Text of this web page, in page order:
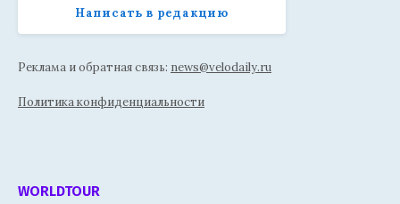
Написать в редакцию
Реклама и обратная связь: news@velodaily.ru
Политика конфиденциальности
WORLDTOUR